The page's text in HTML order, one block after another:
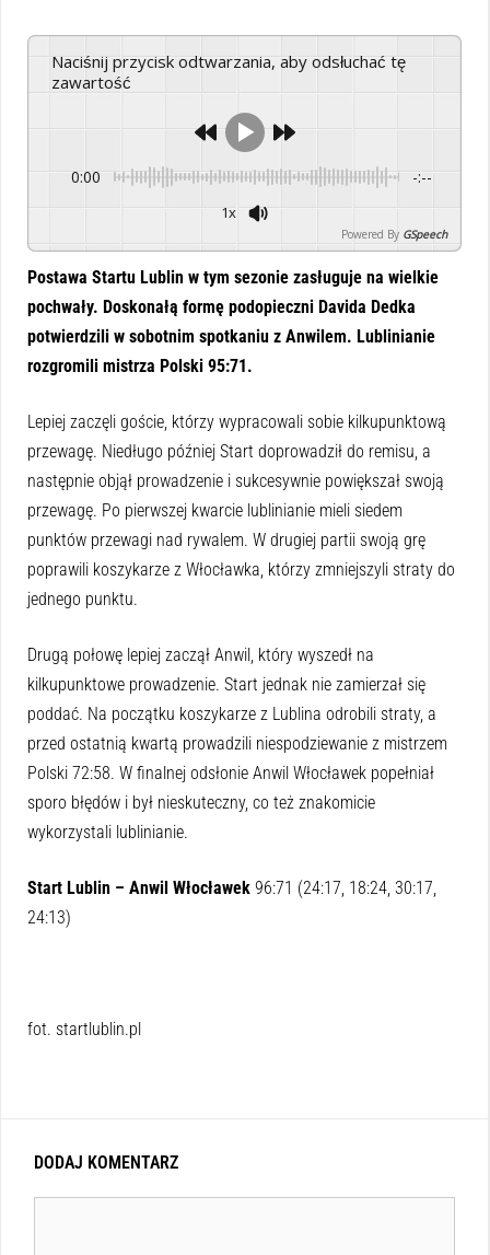
Naciśnij przycisk odtwarzania, aby odsłuchać tę
zawartość
0:00 -:--
1x
Powered By GSpeech
Postawa Startu Lublin w tym sezonie zasługuje na wielkie
pochwały. Doskonałą formę podopieczni Davida Dedka
potwierdzili w sobotnim spotkaniu z Anwilem. Lublinianie
rozgromili mistrza Polski 95:71.
Lepiej zaczęli goście, którzy wypracowali sobie kilkupunktową
przewagę. Niedługo później Start doprowadził do remisu, a
następnie objął prowadzenie i sukcesywnie powiększał swoją
przewagę. Po pierwszej kwarcie lublinianie mieli siedem
punktów przewagi nad rywalem. W drugiej partii swoją grę
poprawili koszykarze z Włocławka, którzy zmniejszyli straty do
jednego punktu.
Drugą połowę lepiej zaczął Anwil, który wyszedł na
kilkupunktowe prowadzenie. Start jednak nie zamierzał się
poddać. Na początku koszykarze z Lublina odrobili straty, a
przed ostatnią kwartą prowadzili niespodziewanie z mistrzem
Polski 72:58. W finalnej odsłonie Anwil Włocławek popełniał
sporo błędów i był nieskuteczny, co też znakomicie
wykorzystali lublinianie.
Start Lublin – Anwil Włocławek 96:71 (24:17, 18:24, 30:17,
24:13)
fot. startlublin.pl
DODAJ KOMENTARZ